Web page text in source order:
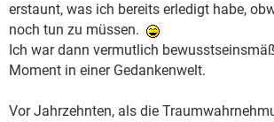
erstaunt, was ich bereits erledigt habe,
noch tun zu müssen.
Ich war dann vermutlich
Moment in einer Gedankenwelt.
Vor Jahrzehnten, als die